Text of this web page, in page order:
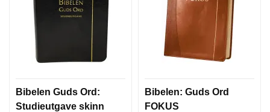
Bibelen Guds Ord:
Studieutgave skinn
Bibelen: Guds Ord
FOKUS